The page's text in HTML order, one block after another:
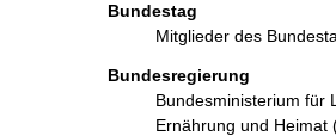
Bundestag
Mitglieder des
Bundesregierung
Bundesministerium für
Ernährung und Heimat